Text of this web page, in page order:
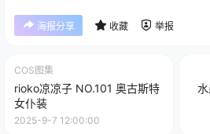
海报分享 收藏 举报
COS图集
rioko凉凉子 NO.101 奥古斯特
女仆装
2025-9-7 12:00:00